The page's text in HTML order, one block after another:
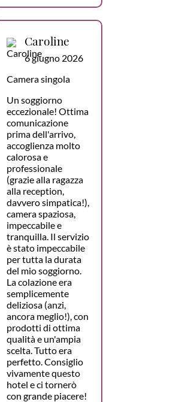
Caroline
6 giugno 2026
Camera singola
Un soggiorno
eccezionale! Ottima
comunicazione
prima dell'arrivo,
accoglienza molto
calorosa e
professionale
(grazie alla ragazza
alla reception,
davvero simpatica!),
camera spaziosa,
impeccabile e
tranquilla. Il servizio
è stato impeccabile
per tutta la durata
del mio soggiorno.
La colazione era
semplicemente
deliziosa (anzi,
ancora meglio!), con
prodotti di ottima
qualità e un'ampia
scelta. Tutto era
perfetto. Consiglio
vivamente questo
hotel e ci tornerò
con grande piacere!